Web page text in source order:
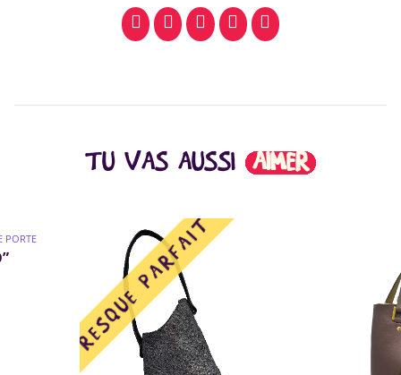
facebookpinterestwhatsapp
SMS email
TU VAS AUSSI AIMER
PORTE